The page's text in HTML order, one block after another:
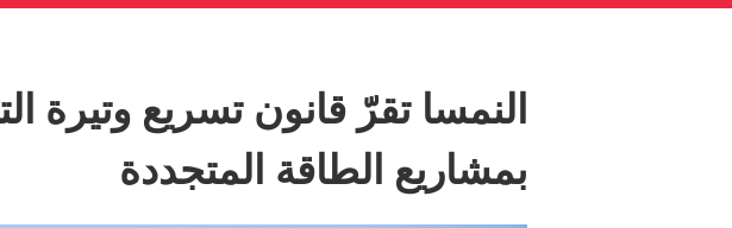
النمسا تقرّ قانون تسريع وتيرة
بمشاريع الطاقة المتجددة